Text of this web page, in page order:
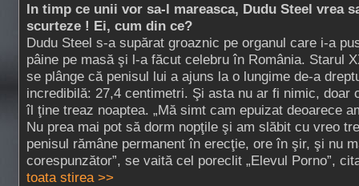
In timp ce unii vor sa-l mareasca, Dudu Steel vrea
scurteze ! Ei, cum din ce?
Dudu Steel s-a supărat groaznic pe organul care i-a
pâine pe masă şi l-a făcut celebru în România. Starul
se plânge că penisul lui a ajuns la o lungime de-a
incredibilă: 27,4 centimetri. Şi asta nu ar fi nimic, doar
îl ţine treaz noaptea. „Mă simt cam epuizat deoarece
Nu prea mai pot să dorm nopţile şi am slăbit cu vreo
penisul rămâne permanent în erecţie, ore în şir, şi nu
corespunzător”, se vaită cel poreclit „Elevul Porno”,
toata stirea >>